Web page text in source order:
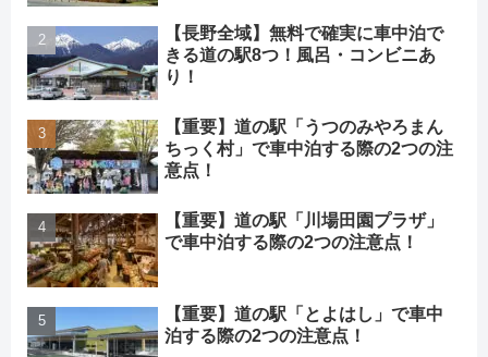
【長野全域】無料で確実に車中泊で
きる道の駅8つ！風呂・コンビニあ
り！
【重要】道の駅「うつのみやろまん
ちっく村」で車中泊する際の2つの注
意点！
【重要】道の駅「川場田園プラザ」
で車中泊する際の2つの注意点！
【重要】道の駅「とよはし」で車中
泊する際の2つの注意点！